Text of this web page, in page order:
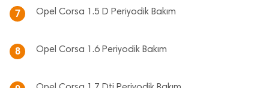
7 Opel Corsa 1.5 D Periyodik Bakım
8 Opel Corsa 1.6 Periyodik Bakım